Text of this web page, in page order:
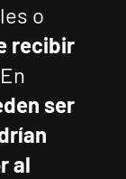
o
recibir
ser
al